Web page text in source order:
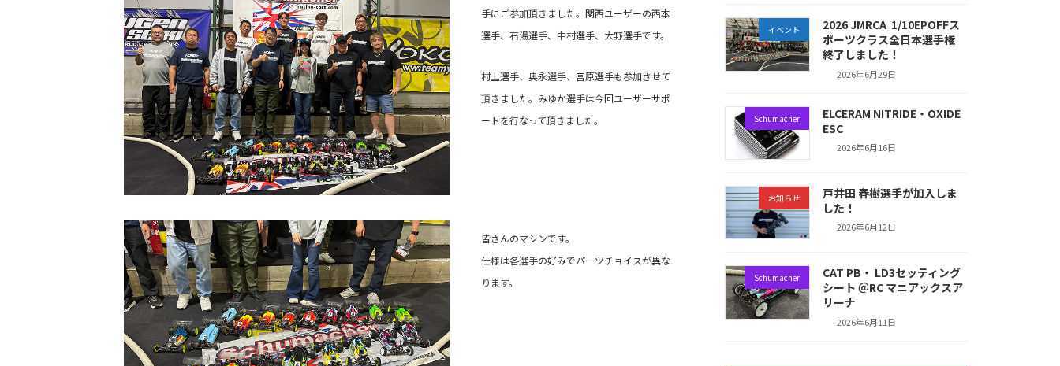
手にご参加頂きました。関西ユーザーの西本
選手、石湯選手、中村選手、大野選手です。
村上選手、奥永選手、宮原選手も参加させて
頂きました。みゆか選手は今回ユーザーサポ
ートを行なって頂きました。
皆さんのマシンです。
仕様は各選手の好みでパーツチョイスが異な
ります。
イベント
2026 JMRCA 1/10EPOFFス
ポーツクラス全日本選手権
終了しました！
2026年6月29日
Schumacher
ELCERAM NITRIDE・OXIDE
ESC
2026年6月16日
お知らせ
戸井田 春樹選手が加入しま
した！
2026年6月12日
Schumacher
CAT PB・ LD3セッティング
シート ＠RC マニアックスア
リーナ
2026年6月11日